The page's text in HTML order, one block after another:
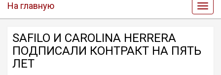
На главную
SAFILO И CAROLINA HERRERA
ПОДПИСАЛИ КОНТРАКТ НА ПЯТЬ
ЛЕТ